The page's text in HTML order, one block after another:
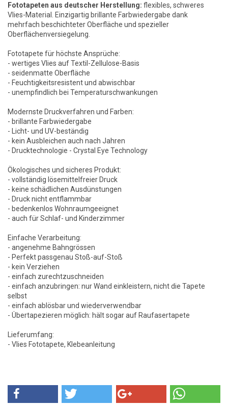
Fototapeten aus deutscher Herstellung: flexibles, schweres
Vlies-Material. Einzigartig brillante Farbwiedergabe dank
mehrfach beschichteter Oberfläche und spezieller
Oberflächenversiegelung.
Fototapete für höchste Ansprüche:
- wertiges Vlies auf Textil-Zellulose-Basis
- seidenmatte Oberfläche
- Feuchtigkeitsresistent und abwischbar
- unempfindlich bei Temperaturschwankungen
Modernste Druckverfahren und Farben:
- brillante Farbwiedergabe
- Licht- und UV-beständig
- kein Ausbleichen auch nach Jahren
- Drucktechnologie - Crystal Eye Technology
Ökologisches und sicheres Produkt:
- vollständig lösemittelfreier Druck
- keine schädlichen Ausdünstungen
- Druck nicht entflammbar
- bedenkenlos Wohnraumgeeignet
- auch für Schlaf- und Kinderzimmer
Einfache Verarbeitung:
- angenehme Bahngrössen
- Perfekt passgenau Stoß-auf-Stoß
- kein Verziehen
- einfach zurechtzuschneiden
- einfach anzubringen: nur Wand einkleistern, nicht die Tapete
selbst
- einfach ablösbar und wiederverwendbar
- Übertapezieren möglich: hält sogar auf Raufasertapete
Lieferumfang:
- Vlies Fototapete, Klebeanleitung